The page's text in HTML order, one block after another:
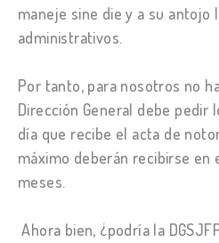
maneje sine die y a su antojo
administrativos.
Por tanto, para nosotros no
Dirección General debe pedir
día que recibe el acta de
máximo deberán recibirse en
meses.
Ahora bien, ¿podría la